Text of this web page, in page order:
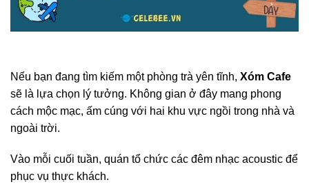
Nếu bạn đang tìm kiếm một phòng trà yên tĩnh, Xóm Cafe
sẽ là lựa chọn lý tưởng. Không gian ở đây mang phong
cách mộc mạc, ấm cúng với hai khu vực ngồi trong nhà và
ngoài trời.
Vào mỗi cuối tuần, quán tổ chức các đêm nhạc acoustic để
phục vụ thực khách.